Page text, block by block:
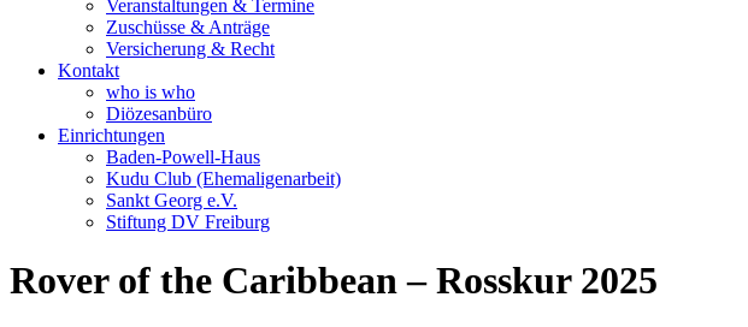
Veranstaltungen & Termine
Zuschüsse & Anträge
Versicherung & Recht
Kontakt
who is who
Diözesanbüro
Einrichtungen
Baden-Powell-Haus
Kudu Club (Ehemaligenarbeit)
Sankt Georg e.V.
Stiftung DV Freiburg
Rover of the Caribbean – Rosskur 2025